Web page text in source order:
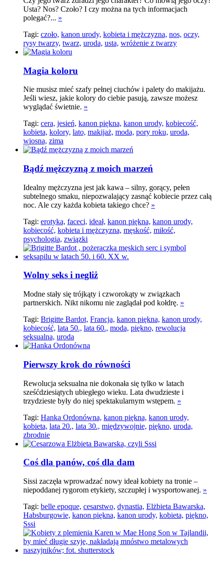
Usta? Nos? Czoło? I czy można na tych informacjach
polegać?... »
Tagi: czoło, kanon urody, kobieta i mężczyzna, nos, oczy,
rysy twarzy, twarz, uroda, usta, wróżenie z twarzy
Magia koloru
Nie musisz mieć szafy pełnej ciuchów i palety do makijażu.
Jeśli wiesz, jakie kolory do ciebie pasują, zawsze możesz
wyglądać świetnie. »
Tagi: cera, jesień, kanon piękna, kanon urody, kobiecość,
kobieta, kolory, lato, makijaż, moda, pory roku, uroda,
wiosna, zima
Bądź mężczyzną z moich marzeń
Idealny mężczyzna jest jak kawa – silny, gorący, pełen
subtelnego smaku, niepozwalający zasnąć kobiecie przez całą
noc. Ale czy każda kobieta takiego chce? »
Tagi: erotyka, faceci, ideał, kanon piękna, kanon urody,
kobiecość, kobieta i mężczyzna, męskość, miłość,
psychologia, związki
Wolny seks i negliż
Modne stały się trójkąty i czworokąty w związkach
partnerskich. Nikt nikomu nie zaglądał pod kołdrę. »
Tagi: Brigitte Bardot, Francja, kanon piękna, kanon urody,
kobiecość, lata 50., lata 60., moda, piękno, rewolucja
seksualna, uroda
Pierwszy krok do równości
Rewolucja seksualna nie dokonała się tylko w latach
sześćdziesiątych ubiegłego wieku. Lata dwudzieste i
trzydzieste były do niej spektakularnym wstępem. »
Tagi: Hanka Ordonówna, kanon piękna, kanon urody,
kobieta, lata 20., lata 30., międzywojnie, piękno, uroda,
zbrodnie
Coś dla panów, coś dla dam
Sissi zaczęła wprowadzać nowy ideał kobiety na tronie –
niepoddanej rygorom etykiety, szczupłej i wysportowanej. »
Tagi: belle epoque, cesarstwo, dynastia, Elżbieta Bawarska,
Habsburgowie, kanon piękna, kanon urody, kobieta, piękno,
Sssi